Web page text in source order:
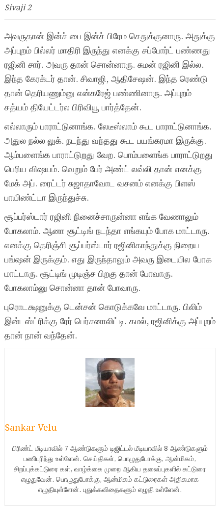
Sivaji 2
அவருதான் இன்ச் பை இன்ச் பிரேம செதுக்குனாரு. அதுக்கு
அப்புறம் பில்லர் மாதிரி இருந்து எனக்கு சப்போர்ட் பண்ணது
ரஜினி சார். அவரு தான் சொன்னாரு. சுமன் ரஜினி இல்ல.
இந்த கேரக்டர் தான். சிவாஜி, ஆதிசேஷன். இந்த ரெண்டு
தான் தெரியணும்னு என்கரேஜ் பண்ணினாரு. அப்புறம்
சத்யம் தியேட்டர்ல பிரிவியூ பார்த்தேன்.
எல்லாரும் பாராட்டுனாங்க. லேடீஸ்லாம் கூட பாராட்டுனாங்க.
அதுல நல்ல லுக். நடந்து வந்தது கூட பயங்கரமா இருக்கு.
ஆம்பளைங்க பாராட்டுறது வேற. பொம்பளைங்க பாராட்டுறது
பெரிய விஷயம். வெறும் பேர் அண்ட் லவ்லி தான் எனக்கு
மேக் அப். ரைட்டர் சுஜாதாவோட வசனம் எனக்கு பிளஸ்
பாயிண்ட்டா இருந்துச்சு.
சூப்பர்ஸ்டார் ரஜினி நினைச்சாருன்னா எங்க வேணாலும்
போகலாம். ஆனா சூட்டிங் நடந்தா எங்கயும் போக மாட்டாரு.
எனக்கு தெரிஞ்சி சூப்பர்ஸ்டார் ரஜினிகாந்துக்கு நிறைய
பங்ஷன் இருக்கும். எது இருந்தாலும் அவரு இடையில போக
மாட்டாரு. சூட்டிங் முடிஞ்ச பிறகு தான் போவாரு.
போகலாம்னு சொன்னா தான் போவாரு.
புரொடக்ஷனுக்கு டென்சன் கொடுக்கவே மாட்டாரு. பிலிம்
இன்டஸ்ட்ரிக்கு ரேர் பெர்சனாலிட்டி. கமல், ரஜினிக்கு அப்புறம்
தான் நான் வந்தேன்.
Sankar Velu
பிரிண்ட் மீடியாவில் 7 ஆண்டுகளும் டிஜிட்டல் மீடியாவில் 8 ஆண்டுகளும்
பணிபுரிந்து உள்ளேன். செய்திகள், பொழுதுபோக்கு, ஆன்மிகம்,
சிறப்புக்கட்டுரை கள், வாழ்க்கை முறை ஆகிய தலைப்புகளில் கட்டுரை
எழுதுவேன். பொழுதுபோக்கு, ஆன்மிகம் கட்டுரைகள் அதிகமாக
எழுதியுள்ளேன். புதுக்கவிதைகளும் எழுதி உள்ளேன்.